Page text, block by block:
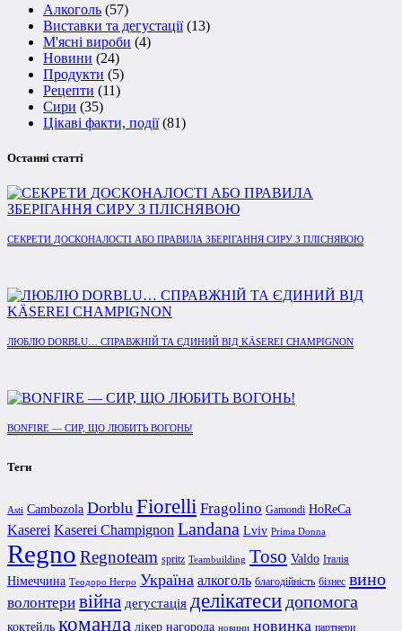
Алкоголь (57)
Виставки та дегустації(13)
М'ясні вироби (4)
Новини (24)
Продукти (5)
Рецепти (11)
Сири (35)
Цікаві факти, події(81)
Останні статті
СЕКРЕТИ ДОСКОНАЛОСТІ АБО ПРАВИЛА ЗБЕРІГАННЯ СИРУ З ПЛІСНЯВОЮ
ЛЮБЛЮ DORBLU… СПРАВЖНІЙ ТА ЄДИНИЙ ВІД KÄSEREI CHAMPIGNON
BONFIRE — СИР, ЩО ЛЮБИТЬ ВОГОНЬ!
Теги
Asti Cambozola Dorblu Fiorelli Fragolino Gamondi HoReCa
Kaserei Kaserei Champignon Landana Lviv Prima Donna
Regno Regnoteam spritz Teambuilding Toso Valdo Італія
Німеччина Теодоро Негро Україна алкоголь благодійність бізнес вино
волонтери війна дегустація делікатесидопомога
коктейль команда лікер нагорода новини новинка партнери